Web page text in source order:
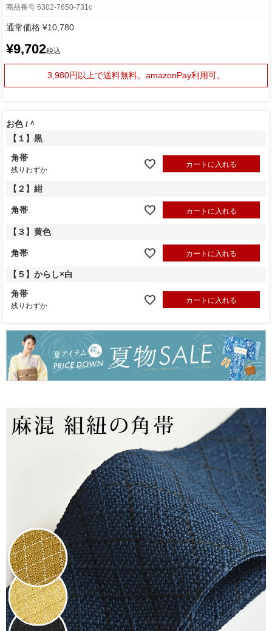
商品番号 6302-7650-731c
通常価格 ¥10,780
¥9,702税込
3,980円以上で送料無料。 amazonPay利用可。
お色
＾
【１】黒
角帯
残りわずか
カートに入れる
【２】紺
角帯 カートに入れる
【３】黄色
角帯 カートに入れる
【５】からし×白
角帯
残りわずか
カートに入れる